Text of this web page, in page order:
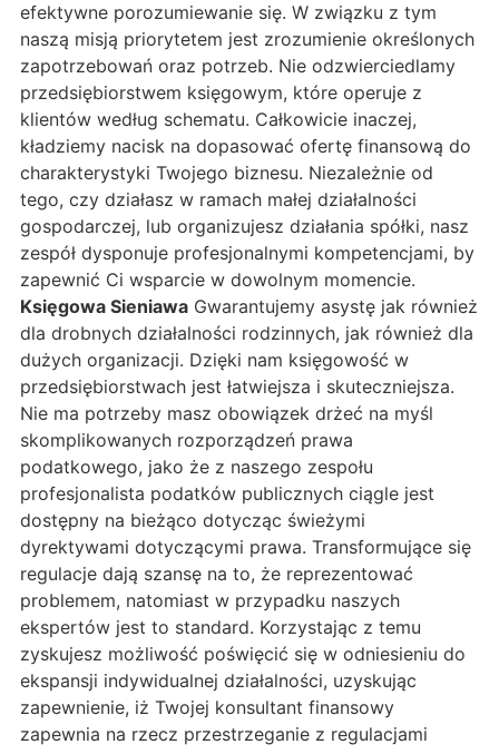
efektywne porozumiewanie się. W związku z tym
naszą misją priorytetem jest zrozumienie określonych
zapotrzebowań oraz potrzeb. Nie odzwierciedlamy
przedsiębiorstwem księgowym, które operuje z
klientów według schematu. Całkowicie inaczej,
kładziemy nacisk na dopasować ofertę finansową do
charakterystyki Twojego biznesu. Niezależnie od
tego, czy działasz w ramach małej działalności
gospodarczej, lub organizujesz działania spółki, nasz
zespół dysponuje profesjonalnymi kompetencjami, by
zapewnić Ci wsparcie w dowolnym momencie.
Księgowa Sieniawa Gwarantujemy asystę jak również
dla drobnych działalności rodzinnych, jak również dla
dużych organizacji. Dzięki nam księgowość w
przedsiębiorstwach jest łatwiejsza i skuteczniejsza.
Nie ma potrzeby masz obowiązek drżeć na myśl
skomplikowanych rozporządzeń prawa
podatkowego, jako że z naszego zespołu
profesjonalista podatków publicznych ciągle jest
dostępny na bieżąco dotycząc świeżymi
dyrektywami dotyczącymi prawa. Transformujące się
regulacje dają szansę na to, że reprezentować
problemem, natomiast w przypadku naszych
ekspertów jest to standard. Korzystając z temu
zyskujesz możliwość poświęcić się w odniesieniu do
ekspansji indywidualnej działalności, uzyskując
zapewnienie, iż Twojej konsultant finansowy
zapewnia na rzecz przestrzeganie z regulacjami